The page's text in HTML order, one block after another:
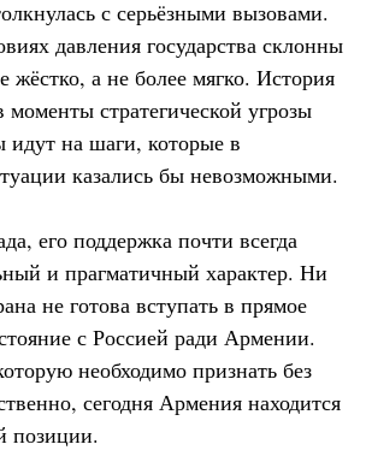
с серьёзными вызовами.
давления государства склонны
жёстко, а не более мягко. История
моменты стратегической угрозы
на шаги, которые в
казались бы невозможными.
его поддержка почти всегда
и прагматичный характер. Ни
не готова вступать в прямое
с Россией ради Армении.
необходимо признать без
сегодня Армения находится
позиции.